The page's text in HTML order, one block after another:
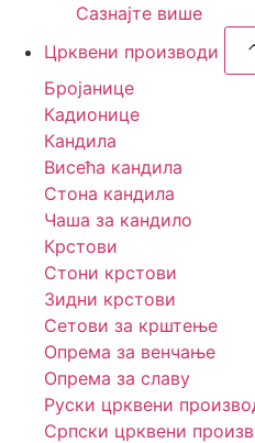
Сазнајте више
Црквени производи
Бројанице
Кадионице
Кандила
Висећа кандила
Стона кандила
Чаша за кандило
Крстови
Стони крстови
Зидни крстови
Сетови за крштење
Опрема за венчање
Опрема за славу
Руски црквени
Српски црквени